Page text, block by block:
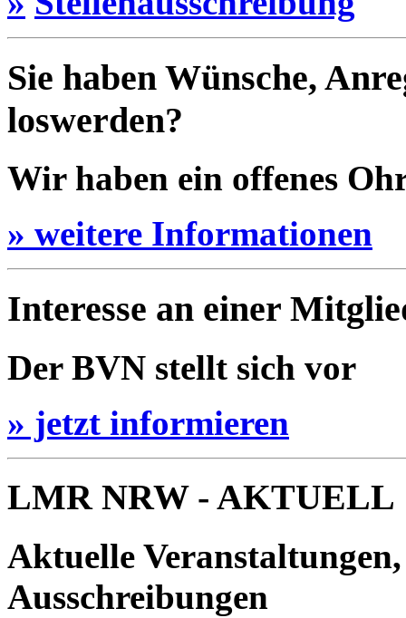
Sie haben Wünsche,
loswerden?
Wir haben ein offenes
» weitere Informationen
Interesse an einer
Der BVN stellt sich vor
» jetzt informieren
LMR NRW - AKTUELL
Aktuelle
Ausschreibungen